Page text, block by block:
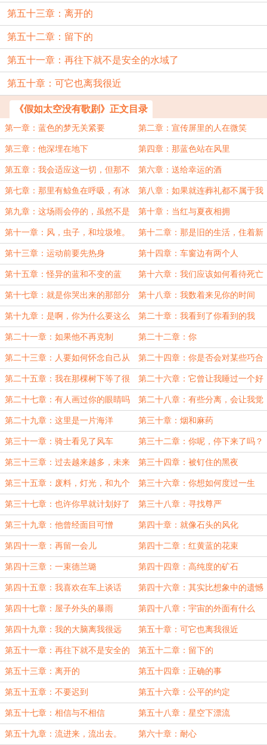
第五十三章：离开的
第五十二章：留下的
第五十一章：再往下就不是安全的水域了
第五十章：可它也离我很近
《假如太空没有歌剧》正文目录
第一章：蓝色的梦无关紧要 第二章：宣传屏里的人在微笑
第三章：他深埋在地下 第四章：那蓝色站在风里
第五章：我会适应这一切，但那不
是接受。
第六章：送给幸运的酒
第七章：那里有鲸鱼在呼吸，有冰
川在漂移。
第八章：如果就连葬礼都不属于我
自己
第九章：这场雨会停的，虽然不是
现在。
第十章：当红与夏夜相拥
第十一章：风，虫子，和垃圾堆。 第十二章：那是旧的生活，住着新
的灵魂。
第十三章：运动前要先热身 第十四章：车窗边有两个人
第十五章：怪异的蓝和不变的蓝 第十六章：我们应该如何看待死亡
第十七章：就是你哭出来的那部分 第十八章：我数着来见你的时间
第十九章：是啊，你为什么要这么
执着？
第二十章：我看到了你看到的我
第二十一章：如果他不再克制 第二十二章：你
第二十三章：人要如何怀念自己从
未见过的东西呢
第二十四章：你是否会对某些巧合
感到不安
第二十五章：我在那棵树下等了很
久
第二十六章：它曾让我睡过一个好
觉
第二十七章：有人画过你的眼睛吗 第二十八章：有些分离，会让我觉
得自己变轻了。
第二十九章：这里是一片海洋 第三十章：烟和麻药
第三十一章：骑士看见了风车 第三十二章：你呢，停下来了吗？
第三十三章：过去越来越多，未来
越来越近。
第三十四章：被钉住的黑夜
第三十五章：废料，灯光，和九个
人
第三十六章：你想如何度过一生
第三十七章：也许你早就计划好了 第三十八章：寻找尊严
第三十九章：他曾经面目可憎 第四十章：就像石头的风化
第四十一章：再留一会儿 第四十二章：红黄蓝的花束
第四十三章：一束德兰璐 第四十四章：高纯度的矿石
第四十五章：我喜欢在车上谈话 第四十六章：其实比想象中的遗憾
第四十七章：屋子外头的暴雨 第四十八章：宇宙的外面有什么
第四十九章：我的大脑离我很远 第五十章：可它也离我很近
第五十一章：再往下就不是安全的
水域了
第五十二章：留下的
第五十三章：离开的 第五十四章：正确的事
第五十五章：不要迟到 第五十六章：公平的约定
第五十七章：相信与不相信 第五十八章：星空下漂流
第五十九章：流进来，流出去。 第六十章：耐心